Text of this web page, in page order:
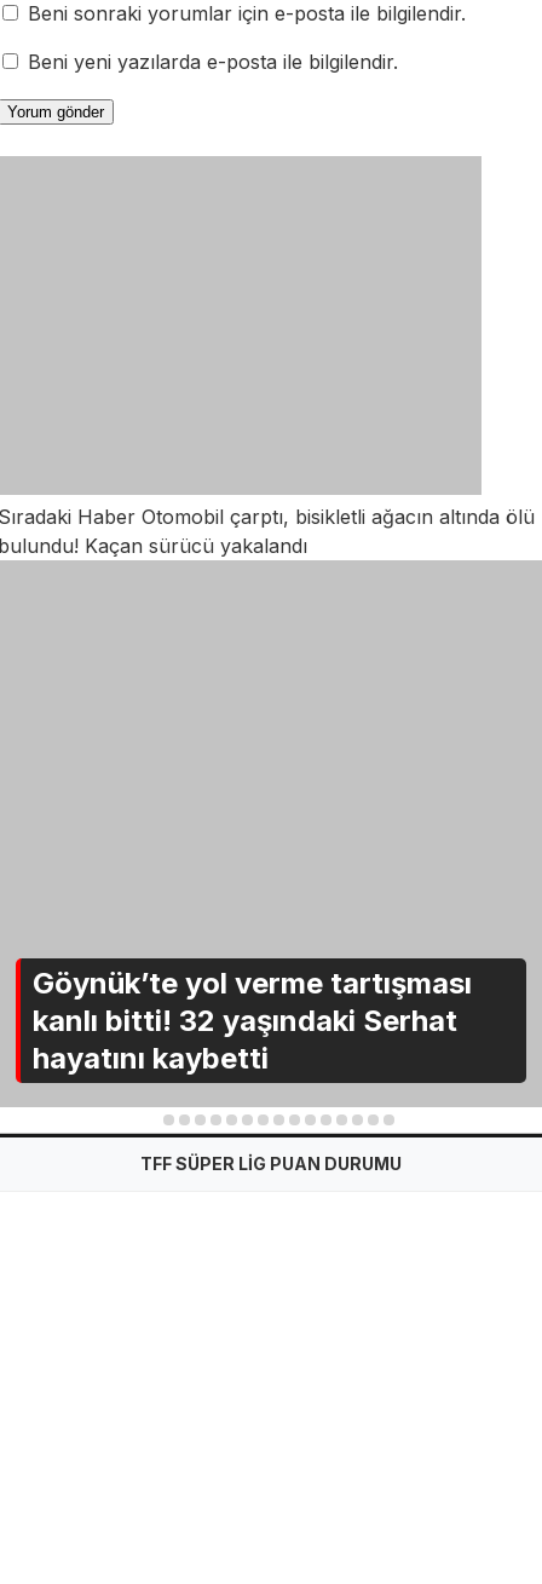
Beni sonraki yorumlar için e-posta ile bilgilendir.
Beni yeni yazılarda e-posta ile bilgilendir.
Haber Otomobil çarptı, bisikletli ağacın altında ölü
Kaçan sürücü yakalandı
Göynük’te yol verme tartışması
kanlı bitti! 32 yaşındaki Serhat
hayatını kaybetti
2 3 4 5 6 7 8 9 10 11 12 13 14 15
TFF SÜPER LİG PUAN DURUMU